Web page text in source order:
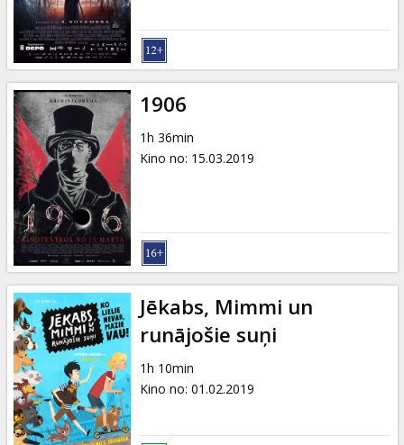
1906
1h 36min
Kino no: 15.03.2019
Jēkabs, Mimmi un
runājošie suņi
1h 10min
Kino no: 01.02.2019